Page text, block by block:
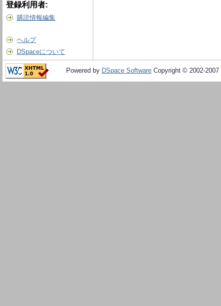
登録利用者:
購読情報編集
ヘルプ
DSpaceについて
Powered by DSpace Software Copyright © 2002-2007